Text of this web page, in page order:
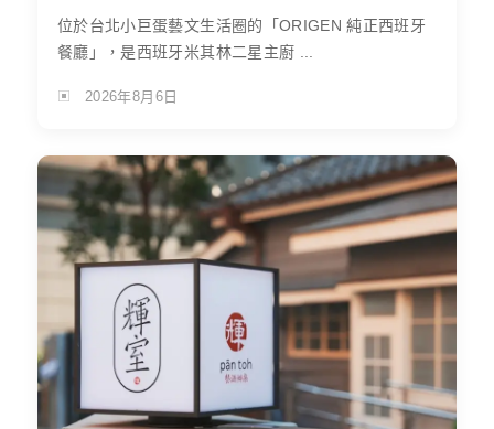
位於台北小巨蛋藝文生活圈的「ORIGEN 純正西班牙
餐廳」，是西班牙米其林二星主廚 ...
2026年8月6日